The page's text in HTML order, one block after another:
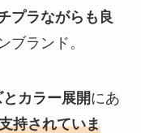
プラながらも良
ブランド。
カラー展開にあ
持されていま